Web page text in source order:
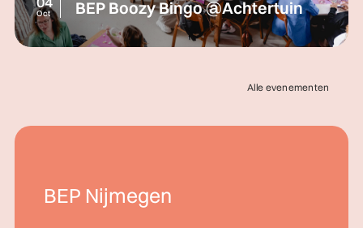
Oct BEP Boozy Bingo @Achtertuin
Alle evenementen
BEP Nijmegen